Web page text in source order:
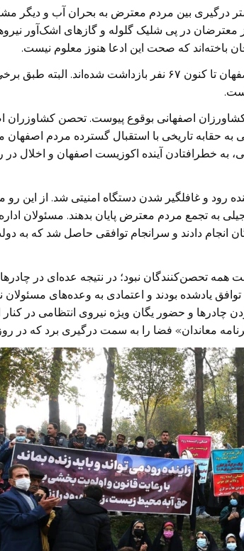
درگیری بین مردم معترض به بحران آب و دیگر
معترضان در پی شلیک گلوله و گازهای اشک‌آور
باخته‌اند که صحت این ادعا هنوز معلوم نیست.
طبق اظهارات رسمی نیروی انتظامی اصفهان تا کنون ۶۷ نفر
بعد از پایان تحصن ۱۶ روزه کشاورزان اصفهانی بوقوع پیوست. تحصن
حقابه تاریخی با استقبال گسترده مردم اصفهان
به خطرافتادن آینده اکوزیست اصفهان و اخلال در
رود و غافلگیر شدن دستگاه امنیتی شد. از این
به تجمع مردم معترض پایان بدهند. مسئولان
انجام دادند و سرانجام توافقی حاصل شد که به
همه تحصن‌کنندگان نبود؛ در نتیجه عده‌ای در
یادشده بودند و اعتمادی به وعده‌های مسئولان
و حضور یگان ویژه نیروی انتظامی در کنار
معاندان» فضا را به سمت درگیری برد که در